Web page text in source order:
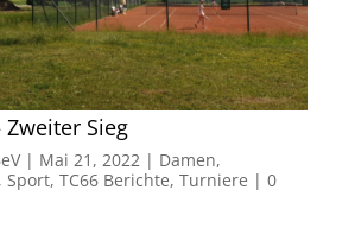
Zweiter Sieg
| Mai 21, 2022 | Damen,
, Sport, TC66 Berichte, Turniere | 0